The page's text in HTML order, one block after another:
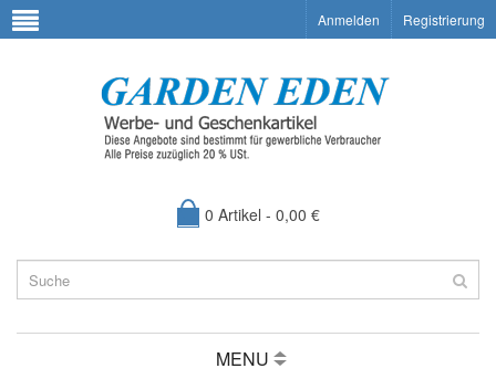
Anmelden Registrierung
0 Artikel - 0,00 €
MENU